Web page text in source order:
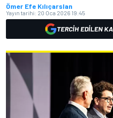
Ömer Efe Kılıçarslan
Yayın tarihi: 20 Oca 2026 19:45
TERCIH EDILEN